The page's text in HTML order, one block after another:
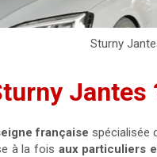
Sturny
Jantes
française spécialisée
à la fois aux particuliers